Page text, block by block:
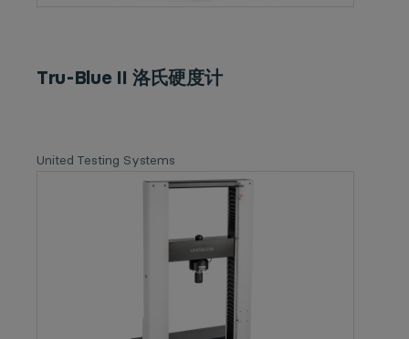
Tru-Blue II 洛氏硬度计
United Testing Systems